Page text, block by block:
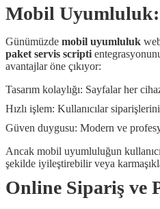
Mobil Uyumluluk:
Günümüzde mobil uyumluluk
paket servis scripti
avantajlar öne çıkıyor:
Tasarım kolaylığı: Sayfalar her
Hızlı işlem: Kullanıcılar
Güven duygusu: Modern ve
Ancak mobil uyumluluğun
şekilde iyileştirebilir veya
Online Sipariş ve